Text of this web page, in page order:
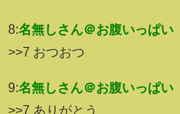
8:名無しさん＠お腹いっぱい
>>7 おつおつ
9:名無しさん＠お腹いっぱい
>>7 ありがとう